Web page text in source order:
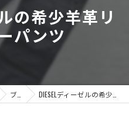
の希少羊革リ
パンツ
ブログ DIESELディーゼルの希少羊革リアルレザーパンツ